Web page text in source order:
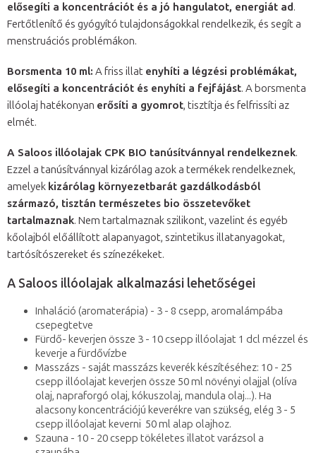
elősegíti a koncentrációt és a jó hangulatot, energiát ad.
Fertőtlenítő és gyógyító tulajdonságokkal rendelkezik, és segít a
menstruációs problémákon.
Borsmenta 10 ml: A friss illat enyhíti a légzési problémákat,
elősegíti a koncentrációt és enyhíti a fejfájást. A borsmenta
illóolaj hatékonyan erősíti a gyomrot, tisztítja és felfrissíti az
elmét.
A Saloos illóolajak CPK BIO tanúsítvánnyal rendelkeznek.
Ezzel a tanúsítvánnyal kizárólag azok a termékek rendelkeznek,
amelyek kizárólag környezetbarát gazdálkodásból
származó, tisztán természetes bio összetevőket
tartalmaznak. Nem tartalmaznak szilikont, vazelint és egyéb
kőolajból előállított alapanyagot, szintetikus illatanyagokat,
tartósítószereket és színezékeket.
A Saloos illóolajak alkalmazási lehetőségei
Inhaláció (aromaterápia) - 3 - 8 csepp, aromalámpába
csepegtetve
Fürdő- keverjen össze 3 - 10 csepp illóolajat 1 dcl mézzel és
keverje a fürdővízbe
Masszázs - saját masszázs keverék készítéséhez: 10 - 25
csepp illóolajat keverjen össze 50 ml növényi olajjal (olíva
olaj, napraforgó olaj, kókuszolaj, mandula olaj...). Ha
alacsony koncentrációjú keverékre van szükség, elég 3 - 5
csepp illóolajat keverni 50 ml alap olajhoz.
Szauna - 10 - 20 csepp tökéletes illatot varázsol a